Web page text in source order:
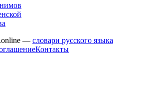
— словари русского языка
Контакты